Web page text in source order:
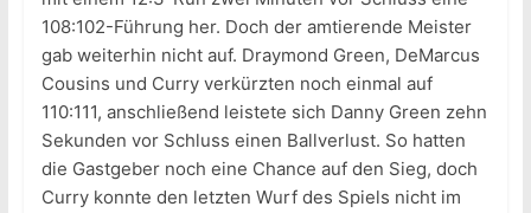
108:102-Führung her. Doch der amtierende Meister
gab weiterhin nicht auf. Draymond Green, DeMarcus
Cousins und Curry verkürzten noch einmal auf
110:111, anschließend leistete sich Danny Green zehn
Sekunden vor Schluss einen Ballverlust. So hatten
die Gastgeber noch eine Chance auf den Sieg, doch
Curry konnte den letzten Wurf des Spiels nicht im